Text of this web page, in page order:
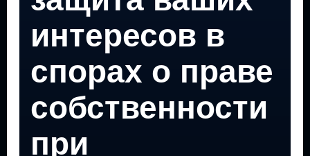
интересов в
спорах о праве
собственности
при